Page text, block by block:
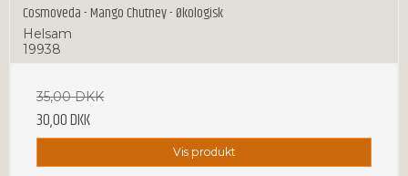
Cosmoveda - Mango Chutney - Økologisk
Helsam
19938
35,00 DKK
30,00 DKK
Vis produkt